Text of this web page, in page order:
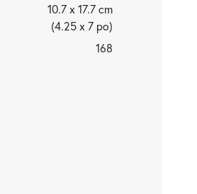
10.7 x 17.7 cm
(4.25 x 7 po)
168